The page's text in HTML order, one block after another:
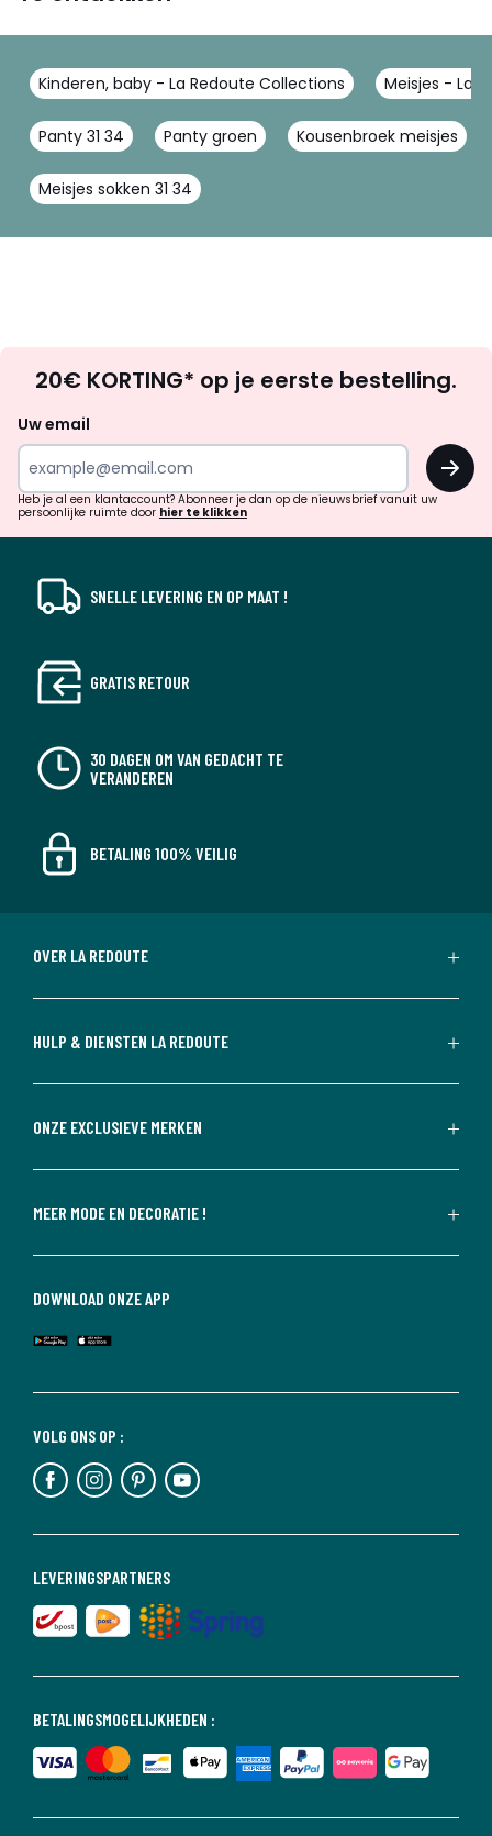
Kinderen, baby - La Redoute Collections Meisjes - La
Panty 31 34 Panty groen Kousenbroek meisjes
Meisjes sokken 31 34
zoek
inspiratie
verrassingen?
20€ KORTING* op je eerste bestelling.
Uw email
OK
Heb je al een klantaccount? Abonneer je dan op de nieuwsbrief vanuit uw
persoonlijke ruimte door hier te klikken
SNELLE LEVERING EN OP MAAT !
GRATIS RETOUR
30 DAGEN OM VAN GEDACHT TE
VERANDEREN
BETALING 100% VEILIG
OVER LA REDOUTE
HULP & DIENSTEN LA REDOUTE
ONZE EXCLUSIEVE MERKEN
MEER MODE EN DECORATIE !
BETALINGSMOGELIJKHEDEN :
LEVERINGSPARTNERS
VOLG ONS OP :
DOWNLOAD ONZE APP